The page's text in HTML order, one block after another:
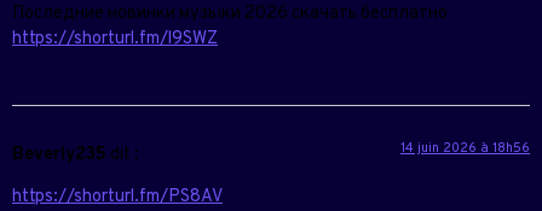
Последние новинки музыки 2026 скачать бесплатно
https://shorturl.fm/l9SWZ
Beverly235 dit : 14 juin 2026 à 18h56
https://shorturl.fm/PS8AV